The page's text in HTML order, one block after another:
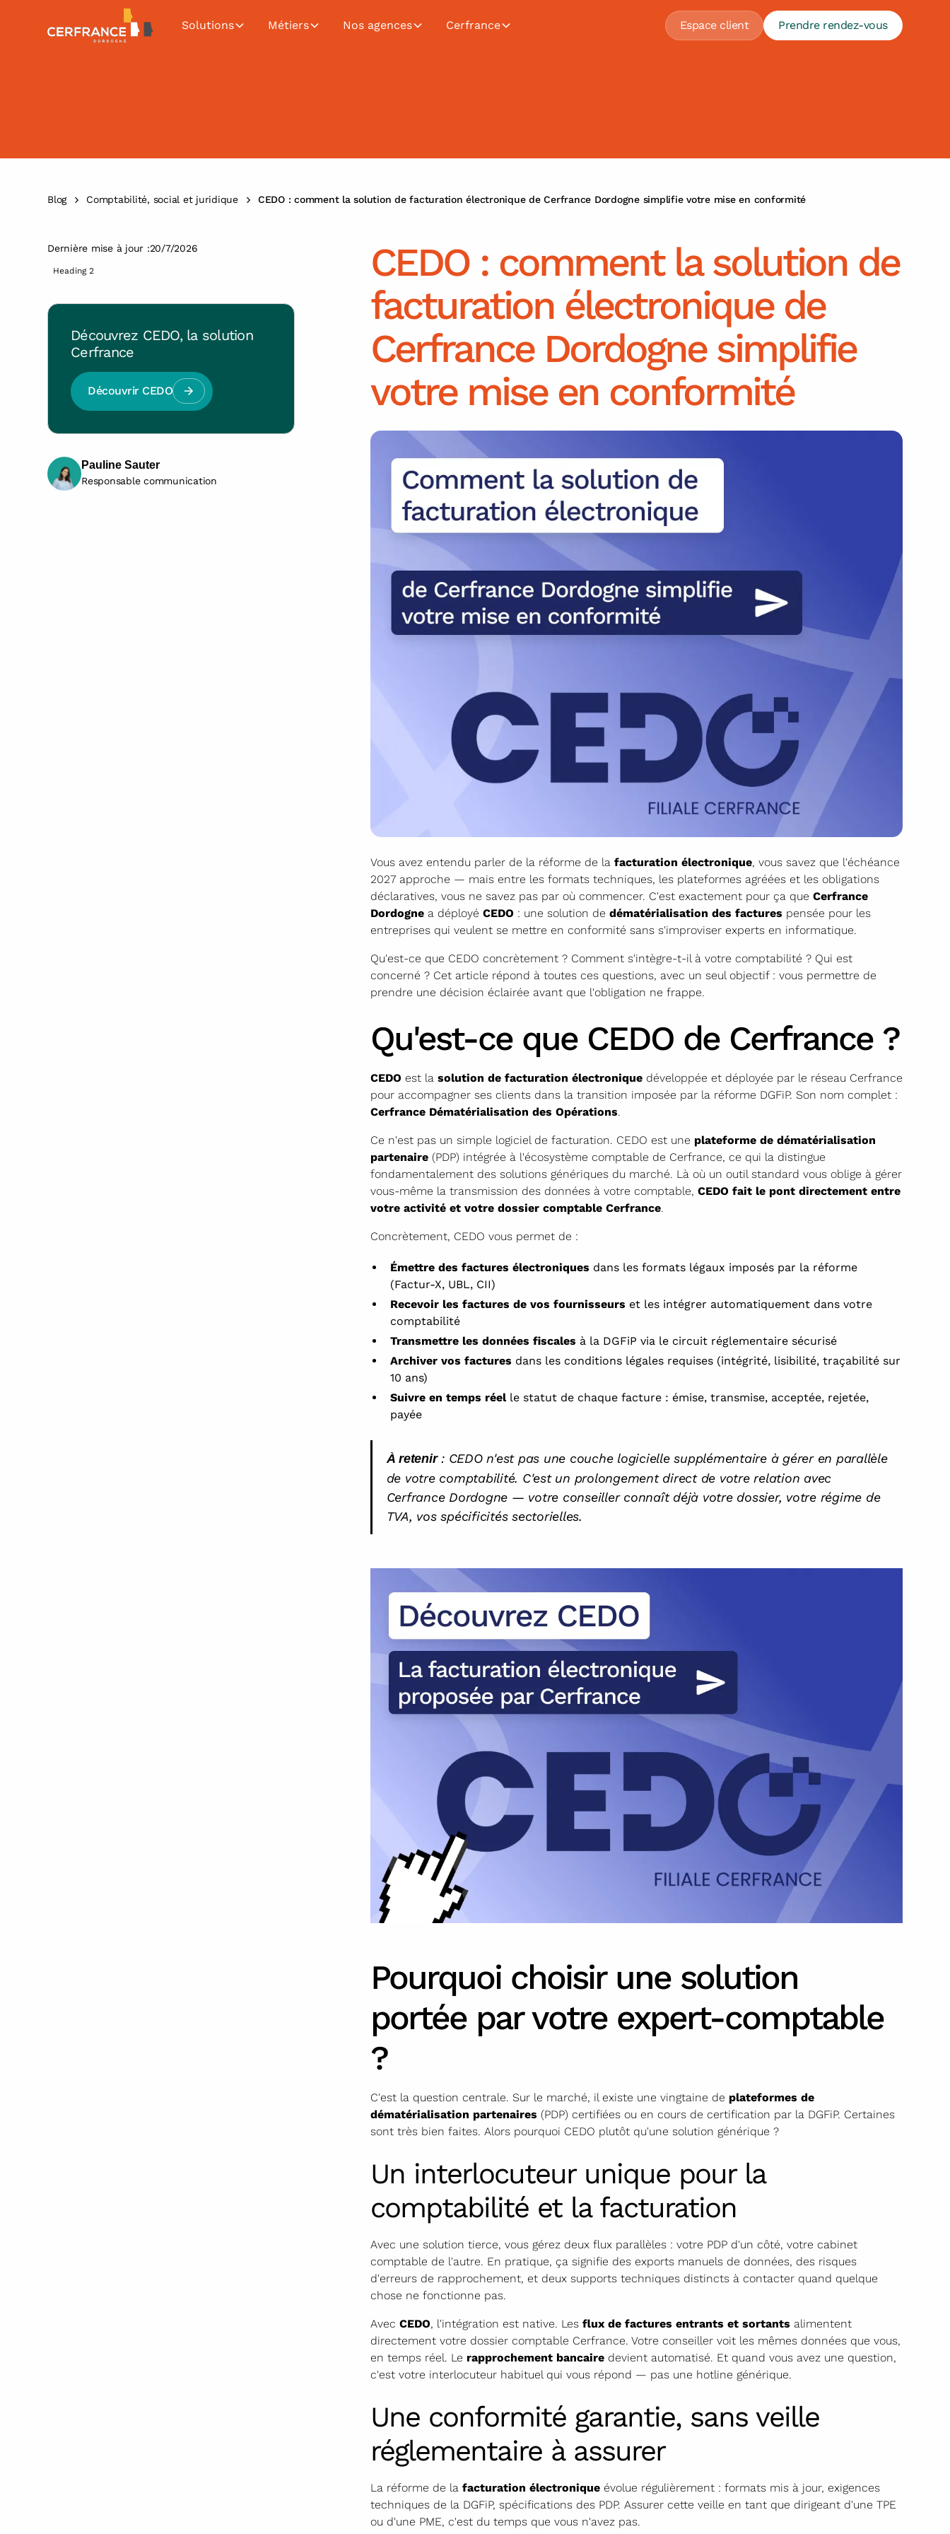
Solutions Métiers Nos agences Cerfrance Espace client Prendre rendez-vous
Blog Comptabilité, social et juridique CEDO : comment la solution de facturation électronique de Cerfrance Dordogne simplifie votre mise en conformité
Dernière mise à jour :20/7/2026
Heading 2
Découvrez CEDO, la solution
Cerfrance
Découvrir CEDO
Pauline Sauter
Responsable communication
CEDO : comment la solution de
facturation électronique de
Cerfrance Dordogne simplifie
votre mise en conformité
Vous avez entendu parler de la réforme de la facturation électronique, vous savez que l'échéance
2027 approche — mais entre les formats techniques, les plateformes agréées et les obligations
déclaratives, vous ne savez pas par où commencer. C'est exactement pour ça que Cerfrance
Dordognea déployé CEDO : une solution de dématérialisation des factures pensée pour les
entreprises qui veulent se mettre en conformité sans s'improviser experts en informatique.
Qu'est-ce que CEDO concrètement ? Comment s'intègre-t-il à votre comptabilité ? Qui est
concerné ? Cet article répond à toutes ces questions, avec un seul objectif : vous permettre de
prendre une décision éclairée avant que l'obligation ne frappe.
Qu'est-ce que CEDO de Cerfrance ?
CEDO est la solution de facturation électroniquedéveloppée et déployée par le réseau Cerfrance
pour accompagner ses clients dans la transition imposée par la réforme DGFiP. Son nom complet :
Cerfrance Dématérialisation des Opérations.
Ce n'est pas un simple logiciel de facturation. CEDO est une plateforme de dématérialisation
partenaire(PDP) intégrée à l'écosystème comptable de Cerfrance, ce qui la distingue
fondamentalement des solutions génériques du marché. Là où un outil standard vous oblige à gérer
vous-même la transmission des données à votre comptable, CEDO fait le pont directement entre
votre activité et votre dossier comptable Cerfrance.
Concrètement, CEDO vous permet de :
Émettre des factures électroniques dans les formats légaux imposés par la réforme
(Factur-X, UBL, CII)
Recevoir les factures de vos fournisseurs et les intégrer automatiquement dans votre
comptabilité
Transmettre les données fiscales à la DGFiP via le circuit réglementaire sécurisé
Archiver vos factures dans les conditions légales requises (intégrité, lisibilité, traçabilité sur
10 ans)
Suivre en temps réelle statut de chaque facture : émise, transmise, acceptée, rejetée,
payée
À retenir: CEDO n'est pas une couche logicielle supplémentaire à gérer en parallèle
de votre comptabilité. C'est un prolongement direct de votre relation avec
Cerfrance Dordogne — votre conseiller connaît déjà votre dossier, votre régime de
TVA, vos spécificités sectorielles.
Pourquoi choisir une solution
portée par votre expert-comptable
?
C'est la question centrale. Sur le marché, il existe une vingtaine de plateformes de
dématérialisation partenaires (PDP) certifiées ou en cours de certification par la DGFiP. Certaines
sont très bien faites. Alors pourquoi CEDO plutôt qu'une solution générique ?
Un interlocuteur unique pour la
comptabilité et la facturation
Avec une solution tierce, vous gérez deux flux parallèles : votre PDP d'un côté, votre cabinet
comptable de l'autre. En pratique, ça signifie des exports manuels de données, des risques
d'erreurs de rapprochement, et deux supports techniques distincts à contacter quand quelque
chose ne fonctionne pas.
Avec CEDO, l'intégration est native. Les flux de factures entrants et sortants alimentent
directement votre dossier comptable Cerfrance. Votre conseiller voit les mêmes données que vous,
en temps réel. Le rapprochement bancairedevient automatisé. Et quand vous avez une question,
c'est votre interlocuteur habituel qui vous répond — pas une hotline générique.
Une conformité garantie, sans veille
réglementaire à assurer
La réforme de la facturation électroniqueévolue régulièrement : formats mis à jour, exigences
techniques de la DGFiP, spécifications des PDP. Assurer cette veille en tant que dirigeant d'une TPE
ou d'une PME, c'est du temps que vous n'avez pas.